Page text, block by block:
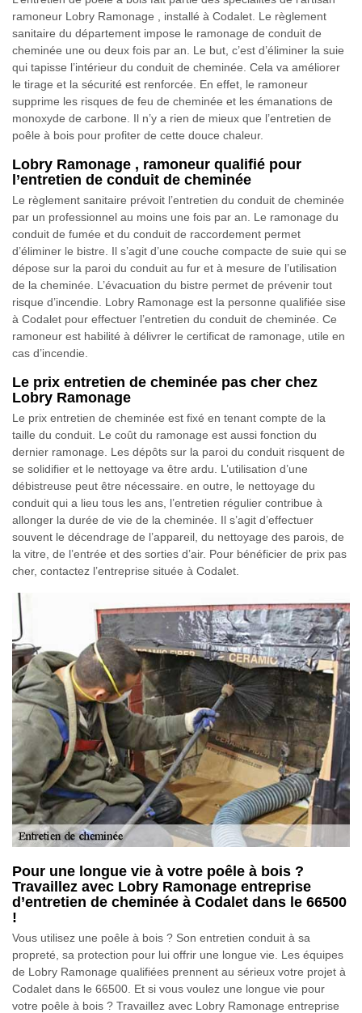
ramoneur Lobry Ramonage , installé à Codalet. Le règlement
sanitaire du département impose le ramonage de conduit de
cheminée une ou deux fois par an. Le but, c’est d’éliminer la suie
qui tapisse l’intérieur du conduit de cheminée. Cela va améliorer
le tirage et la sécurité est renforcée. En effet, le ramoneur
supprime les risques de feu de cheminée et les émanations de
monoxyde de carbone. Il n’y a rien de mieux que l’entretien de
poêle à bois pour profiter de cette douce chaleur.
Lobry Ramonage , ramoneur qualifié pour
l’entretien de conduit de cheminée
Le règlement sanitaire prévoit l’entretien du conduit de cheminée
par un professionnel au moins une fois par an. Le ramonage du
conduit de fumée et du conduit de raccordement permet
d’éliminer le bistre. Il s’agit d’une couche compacte de suie qui se
dépose sur la paroi du conduit au fur et à mesure de l’utilisation
de la cheminée. L’évacuation du bistre permet de prévenir tout
risque d’incendie. Lobry Ramonage est la personne qualifiée sise
à Codalet pour effectuer l’entretien du conduit de cheminée. Ce
ramoneur est habilité à délivrer le certificat de ramonage, utile en
cas d’incendie.
Le prix entretien de cheminée pas cher chez
Lobry Ramonage
Le prix entretien de cheminée est fixé en tenant compte de la
taille du conduit. Le coût du ramonage est aussi fonction du
dernier ramonage. Les dépôts sur la paroi du conduit risquent de
se solidifier et le nettoyage va être ardu. L’utilisation d’une
débistreuse peut être nécessaire. en outre, le nettoyage du
conduit qui a lieu tous les ans, l’entretien régulier contribue à
allonger la durée de vie de la cheminée. Il s’agit d’effectuer
souvent le décendrage de l’appareil, du nettoyage des parois, de
la vitre, de l’entrée et des sorties d’air. Pour bénéficier de prix pas
cher, contactez l’entreprise située à Codalet.
Pour une longue vie à votre poêle à bois ?
Travaillez avec Lobry Ramonage entreprise
d’entretien de cheminée à Codalet dans le 66500
!
Vous utilisez une poêle à bois ? Son entretien conduit à sa
propreté, sa protection pour lui offrir une longue vie. Les équipes
de Lobry Ramonage qualifiées prennent au sérieux votre projet à
Codalet dans le 66500. Et si vous voulez une longue vie pour
votre poêle à bois ? Travaillez avec Lobry Ramonage entreprise